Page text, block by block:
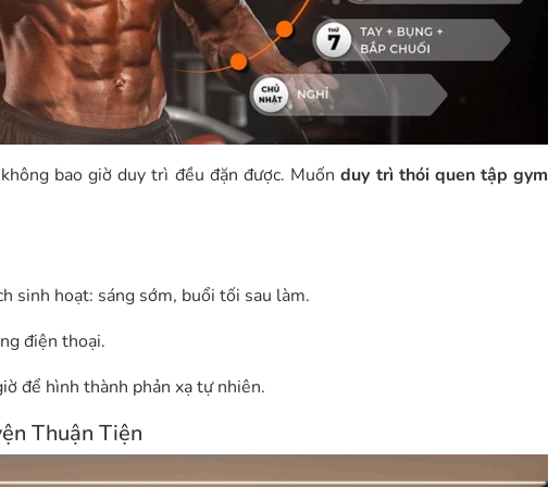
bao giờ duy trì đều đặn được. Muốnduy trì thói quen tập gym
sinh hoạt: sáng sớm, buổi tối sau làm.
điện thoại.
để hình thành phản xạ tự nhiên.
Thuận Tiện